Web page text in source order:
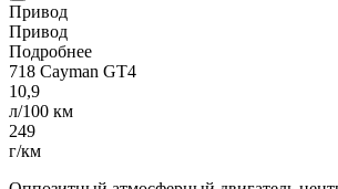
Привод
Привод
Подробнее
718 Cayman GT4
10,9
л/100 км
249
г/км